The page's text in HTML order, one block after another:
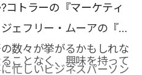
コトラーの『マーケティ
ェフリー・ムーアの『キ
数々が挙がるかもしれな
忙しいビジネスパーソン
ことなく、興味を持って